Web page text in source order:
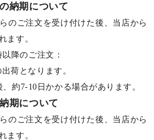
納期について
のご注文を受け付けた後、当店から
ます。
降のご注文：
荷となります。
約7-10日かかる場合があります。
期について
のご注文を受け付けた後、当店から
ます。